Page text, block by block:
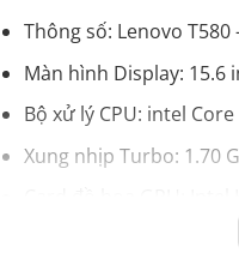
Thông số: Lenovo T580
Màn hình Display: 15.6
Bộ xử lý CPU: intel
Xung nhịp Turbo: 1.70
Bộ nhớ Ram Memory: